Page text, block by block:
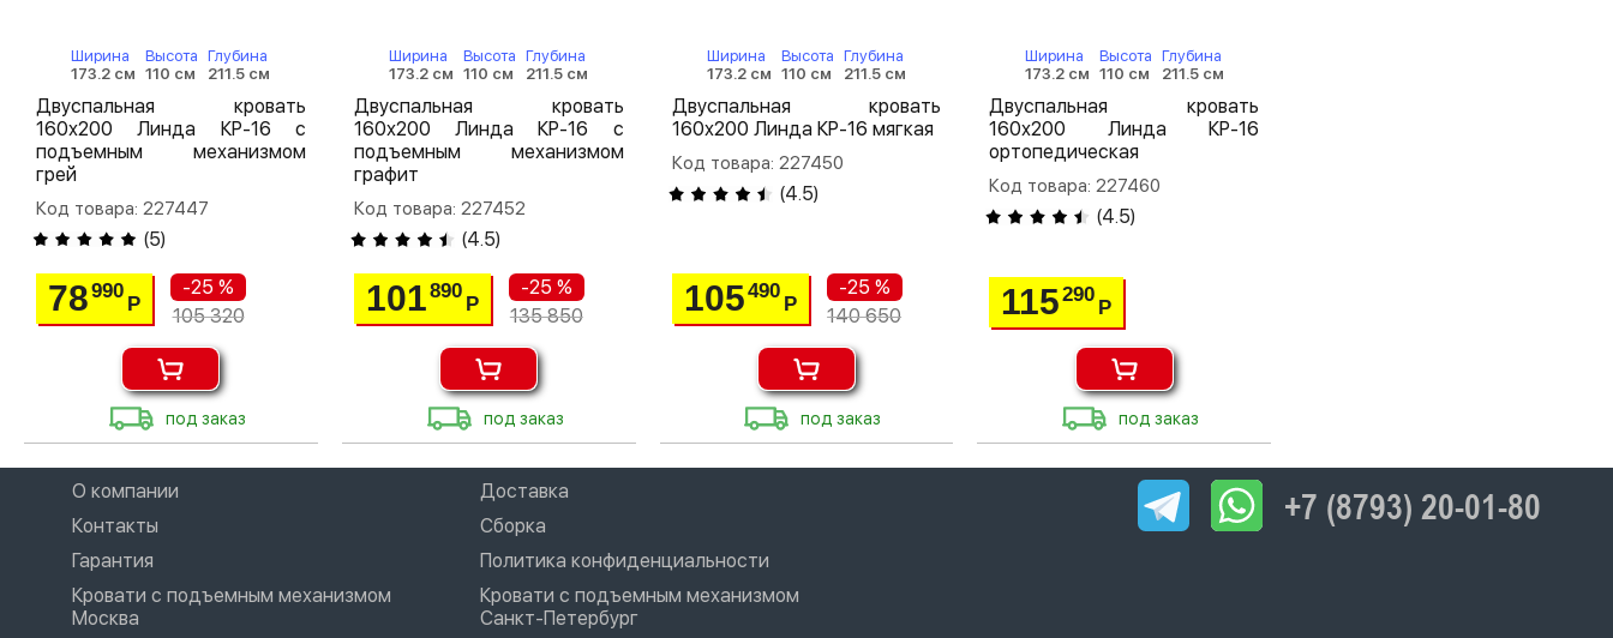
Ширина
173.2 см
Высота
110 см
Глубина
211.5 см
Двуспальная кровать
160х200 Линда КР-16 с
подъемным механизмом
грей
Код товара: 227447
(5)
78990
Р
-25 %
105 320
под заказ
Ширина
173.2 см
Высота
110 см
Глубина
211.5 см
Двуспальная кровать
160х200 Линда КР-16 с
подъемным механизмом
графит
Код товара: 227452
(4.5)
101890
Р
-25 %
135 850
под заказ
Ширина
173.2 см
Высота
110 см
Глубина
211.5 см
Двуспальная кровать
160х200 Линда КР-16 мягкая
Код товара: 227450
(4.5)
105490
Р
-25 %
140 650
под заказ
Ширина
173.2 см
Высота
110 см
Глубина
211.5 см
Двуспальная кровать
160х200 Линда КР-16
ортопедическая
Код товара: 227460
(4.5)
115290
Р
под заказ
О компании
Доставка
Контакты
Сборка
Гарантия
Политика конфиденциальности
Кровати с подъемным механизмом
Москва
Кровати с подъемным механизмом
Санкт-Петербург
+7 (8793) 20-01-80